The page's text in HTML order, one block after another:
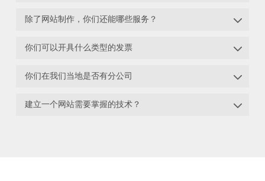
除了网站制作，你们还能哪些服务？ 
你们可以开具什么类型的发票 
你们在我们当地是否有分公司 
建立一个网站需要掌握的技术？ 